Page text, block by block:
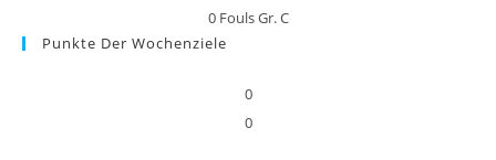
0 Fouls Gr. C
Punkte Der Wochenziele
0
0